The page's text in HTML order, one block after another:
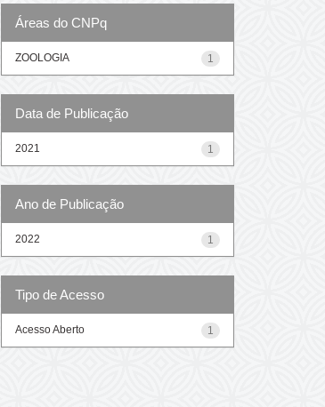
Áreas do CNPq
1
ZOOLOGIA
Data de Publicação
1
2021
Ano de Publicação
1
2022
Tipo de Acesso
1
Acesso Aberto